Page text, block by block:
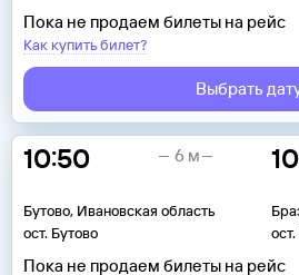
Пока не продаем билеты на рейс
Как купить билет?
Выбрать
10:50
Бутово, Ивановская область
ост. Бутово
6 м
Пока не продаем билеты на рейс